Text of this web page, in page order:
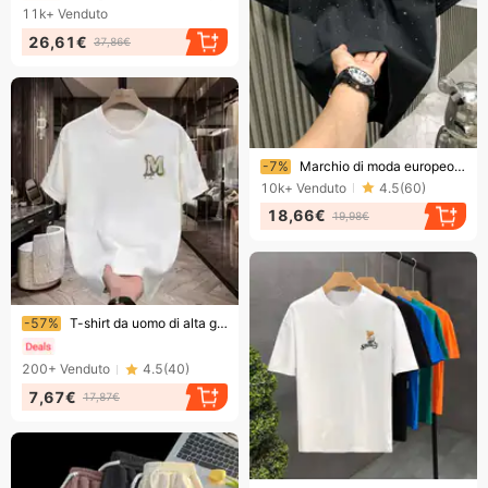
11k+ Venduto
26,61€ 37,86€
Finendo presto!
-7%
Marchio di moda europeo alla moda leggero di lusso da uomo corto Internet celebrità nicchia caldo diamante di alta qualità girocollo metà
10k+ Venduto 4.5(60)
18,66€ 19,98€
Finendo presto!
-57% T-shirt da uomo di alta gamma a maniche corte, in puro cotone, girocollo, con stampa creativa a lettere, nuova collezione estiva.
200+ Venduto 4.5(40)
7,67€ 17,87€